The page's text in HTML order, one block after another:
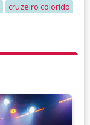
cruzeiro colorido